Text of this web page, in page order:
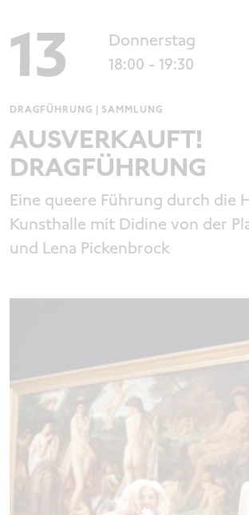
13
Donnerstag
18:00 - 19:30
DRAGFÜHRUNG | SAMMLUNG
AUSVERKAUFT!
DRAGFÜHRUNG
Eine queere Führung durch die
Kunsthalle mit Didine von der
und Lena Pickenbrock